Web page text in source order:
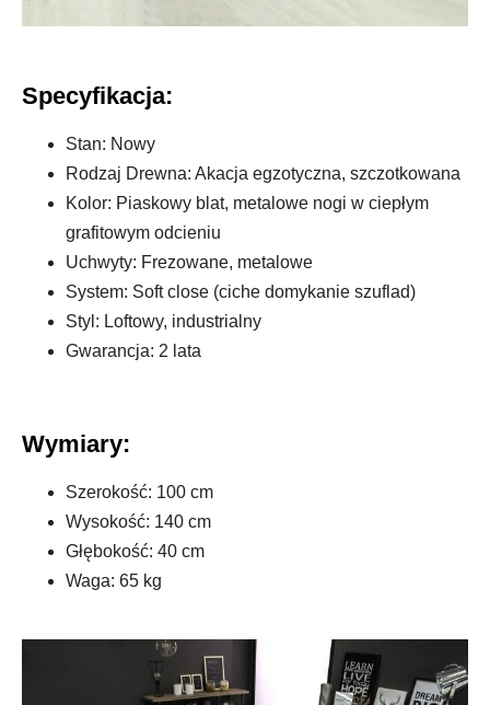
Specyfikacja:
Stan: Nowy
Rodzaj Drewna: Akacja egzotyczna, szczotkowana
Kolor: Piaskowy blat, metalowe nogi w ciepłym
grafitowym odcieniu
Uchwyty: Frezowane, metalowe
System: Soft close (ciche domykanie szuflad)
Styl: Loftowy, industrialny
Gwarancja: 2 lata
Wymiary:
Szerokość: 100 cm
Wysokość: 140 cm
Głębokość: 40 cm
Waga: 65 kg